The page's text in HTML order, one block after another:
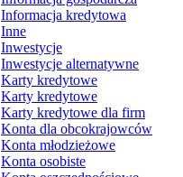
Informacja kredytowa
Inne
Inwestycje
Inwestycje alternatywne
Karty kredytowe
Karty kredytowe
Karty kredytowe dla firm
Konta dla obcokrajowców
Konta młodzieżowe
Konta osobiste